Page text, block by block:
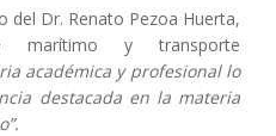
del Dr. Renato Pezoa Huerta,
marítimo y transporte
académica y profesional lo
destacada en la materia